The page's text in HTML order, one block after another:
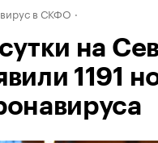
в СКФО
на
1191